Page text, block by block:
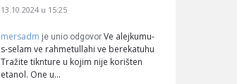
13.10.2024 u 15:25
mersadm je unio odgovor Ve alejkumu-
s-selam ve rahmetullahi ve berekatuhu
Tražite tiknture u kojim nije korišten
etanol. One u…